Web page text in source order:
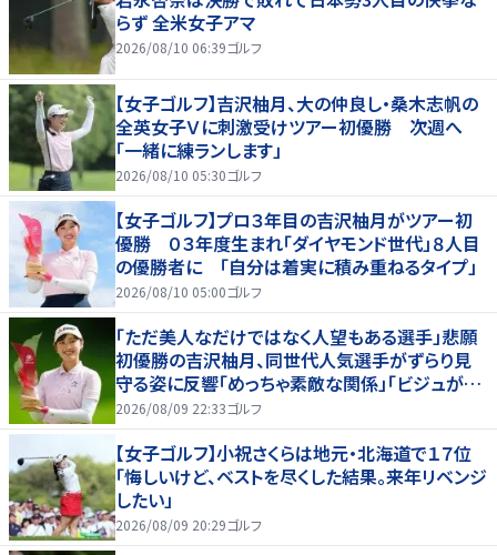
らず 全米女子アマ
2026/08/10 06:39ゴルフ
【女子ゴルフ】吉沢柚月、大の仲良し・桑木志帆の
全英女子Ｖに刺激受けツアー初優勝 次週へ
「一緒に練ランします」
2026/08/10 05:30ゴルフ
【女子ゴルフ】プロ３年目の吉沢柚月がツアー初
優勝 ０３年度生まれ「ダイヤモンド世代」８人目
の優勝者に 「自分は着実に積み重ねるタイプ」
2026/08/10 05:00ゴルフ
「ただ美人なだけではなく人望もある選手」悲願
初優勝の吉沢柚月、同世代人気選手がずらり見
守る姿に反響「めっちゃ素敵な関係」「ビジュが良
すぎてびっくり」
2026/08/09 22:33ゴルフ
【女子ゴルフ】小祝さくらは地元・北海道で１７位
「悔しいけど、ベストを尽くした結果。来年リベンジ
したい」
2026/08/09 20:29ゴルフ